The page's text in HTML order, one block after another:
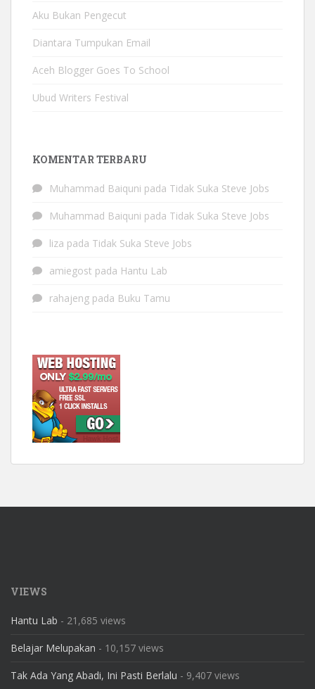
Aku Bukan Pengecut
Diantara Tumpukan Email
Aceh Blogger Goes To School
Ubud Writers Festival
KOMENTAR TERBARU
Muhammad Baiquni pada Tidak Suka Steve Jobs
Muhammad Baiquni pada Tidak Suka Steve Jobs
liza pada Tidak Suka Steve Jobs
amiegost pada Hantu Lab
rahajeng pada Buku Tamu
VIEWS
Hantu Lab - 21,685 views
Belajar Melupakan - 10,157 views
Tak Ada Yang Abadi, Ini Pasti Berlalu - 9,407 views